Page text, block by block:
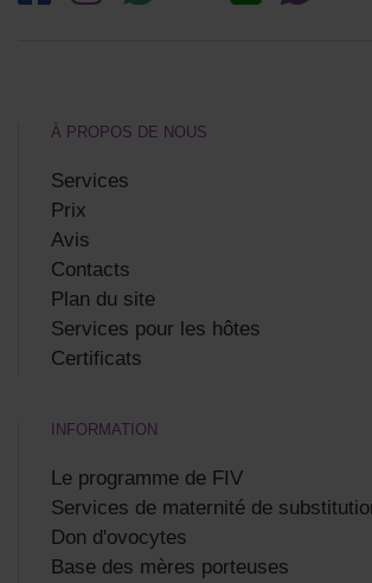
À PROPOS DE NOUS
Services
Prix
Avis
Contacts
Plan du site
Services pour les hôtes
Certificats
INFORMATION
Le programme de FIV
Services de maternité de
Don d'ovocytes
Base des mères porteuses